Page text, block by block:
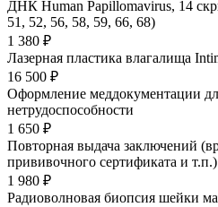
ДНК Human Papillomavirus, 14
51, 52, 56, 58, 59, 66, 68)
1 380 ₽
Лазерная пластика влагалища
16 500 ₽
Оформление меддокументации
нетрудоспособности
1 650 ₽
Повторная выдача заключений
прививочного сертификата и т.п.)
1 980 ₽
Радиоволновая биопсия шейки